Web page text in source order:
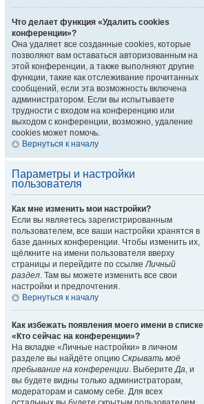
Что делает функция «Удалить cookies
конференции»?
Она удаляет все созданные cookies, которые
позволяют вам оставаться авторизованным на
этой конференции, а также выполняют другие
функции, такие как отслеживание прочитанных
сообщений, если эта возможность включена
администратором. Если вы испытываете
трудности с входом на конференцию или
выходом с конференции, возможно, удаление
cookies может помочь.
Вернуться к началу
Параметры и настройки
пользователя
Как мне изменить мои настройки?
Если вы являетесь зарегистрированным
пользователем, все ваши настройки хранятся в
базе данных конференции. Чтобы изменить их,
щёлкните на имени пользователя вверху
страницы и перейдите по ссылкеЛичный
раздел. Там вы можете изменить все свои
настройки и предпочтения.
Вернуться к началу
Как избежать появления моего имени в списке
«Кто сейчас на конференции»?
На вкладке «Личные настройки» в личном
разделе вы найдёте опцию Скрывать моё
пребывание на конференции. ВыберитеДа, и
вы будете видны только администраторам,
модераторам и самому себе. Для всех